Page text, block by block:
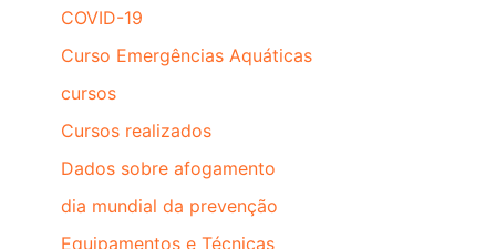
COVID-19
Curso Emergências Aquáticas
cursos
Cursos realizados
Dados sobre afogamento
dia mundial da prevenção
Equipamentos e Técnicas